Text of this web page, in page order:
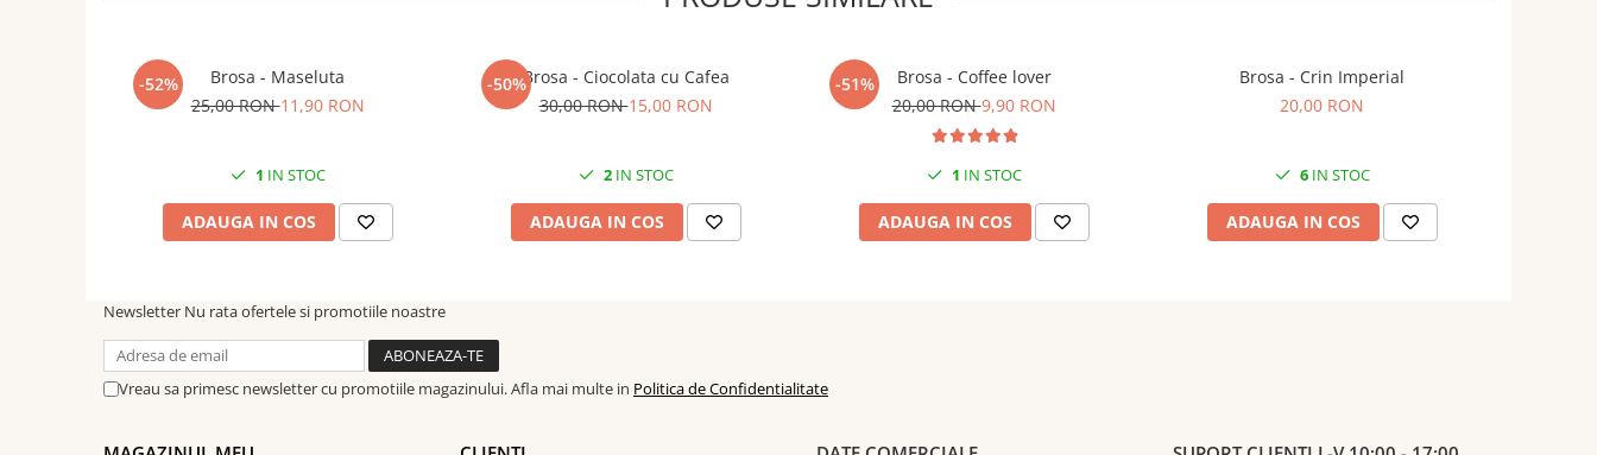
-52%
Brosa - Maseluta
25,00 RON11,90 RON
1 IN STOC
ADAUGA IN COS
-50%Brosa - Ciocolata cu Cafea
30,00 RON15,00 RON
2IN STOC
ADAUGA IN COS
-51%
Brosa - Coffee lover
20,00 RON9,90 RON
1 IN STOC
ADAUGA IN COS
Brosa - Crin Imperial
20,00 RON
6IN STOC
ADAUGA IN COS
Newsletter Nu rata ofertele si promotiile noastre
Vreau sa primesc newsletter cu promotiile magazinului. Afla mai multe in Politica de Confidentialitate